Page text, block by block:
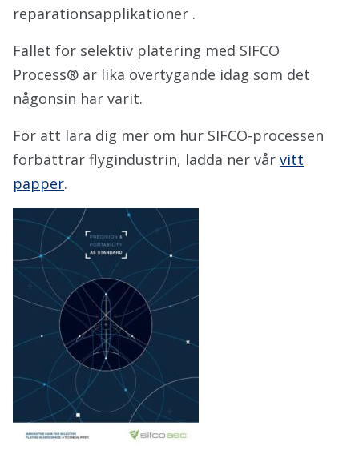
reparationsapplikationer .
Fallet för selektiv plätering med SIFCO
Process® är lika övertygande idag som det
någonsin har varit.
För att lära dig mer om hur SIFCO-processen
förbättrar flygindustrin, ladda ner vår vitt
papper.